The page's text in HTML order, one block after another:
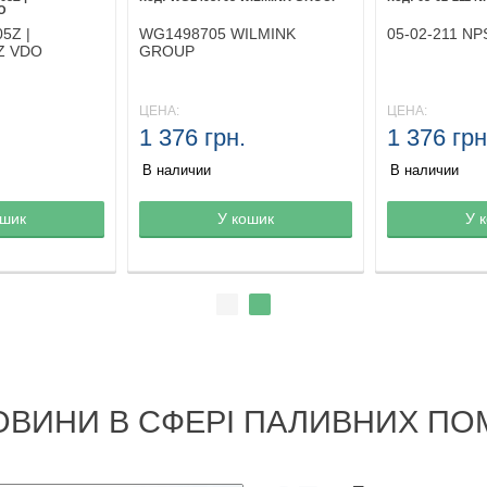
|
VDO
Товар в корзине
WG1498705 WILMINK
GROUP
ЦЕНА:
1 376 грн.
В наличии
У кошик Товар в
05-02-211
ЦЕНА:
1 376
В наличии
У
В СФЕРІ ПАЛИВНИХ